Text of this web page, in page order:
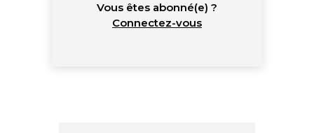
Vous êtes abonné(e) ?
Connectez-vous